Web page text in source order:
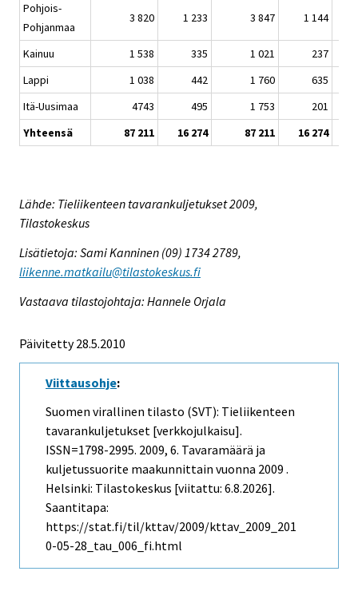
Pohjois-
Pohjanmaa
3 820 1 233 3 847 1 144
Kainuu 1 538 335 1 021
237
Lappi
1 038 442 1 760
635
Itä-Uusimaa
4743 495 1 753
201
Yhteensä
87 211 16 274 87 211 16 274
Lähde: Tieliikenteen tavarankuljetukset 2009,
Tilastokeskus
Lisätietoja: Sami Kanninen (09) 1734 2789,
liikenne.matkailu@tilastokeskus.fi
Vastaava tilastojohtaja: Hannele Orjala
Päivitetty 28.5.2010
Viittausohje:
Suomen virallinen tilasto (SVT): Tieliikenteen
tavarankuljetukset [verkkojulkaisu].
ISSN=1798-2995. 2009, 6. Tavaramäärä ja
kuljetussuorite maakunnittain vuonna 2009 .
Helsinki: Tilastokeskus [viitattu: 6.8.2026].
Saantitapa:
https://stat.fi/til/kttav/2009/kttav_2009_201
0-05-28_tau_006_fi.html